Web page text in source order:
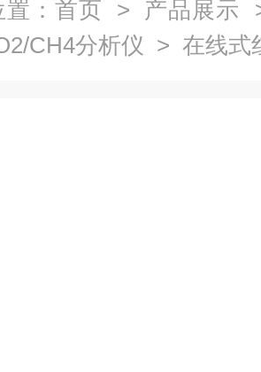
： 首页 > 产品展示
CH4分析仪 > 在线式